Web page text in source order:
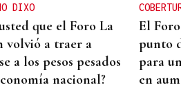
DIXO
que el Foro La
volvió a traer a
a los pesos pesados
nacional?
El
punto
para
en